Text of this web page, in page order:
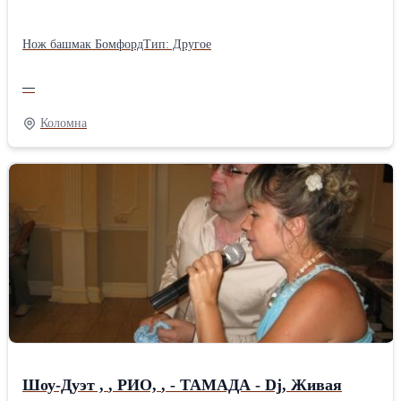
Нож башмак БомфордТип: Другое
—
Коломна
Шоу-Дуэт , , РИО, , - ТАМАДА - Dj, Живая